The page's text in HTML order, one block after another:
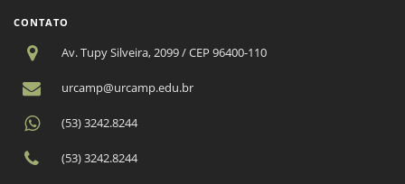
CONTATO
Av. Tupy Silveira, 2099 / CEP 96400-110
urcamp@urcamp.edu.br
(53) 3242.8244
(53) 3242.8244